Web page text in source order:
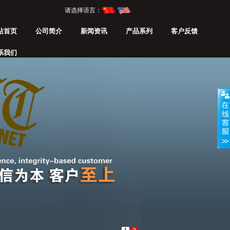
首页 公司简介 新闻资讯 产品系列 客户反馈
我们
请选择语言：